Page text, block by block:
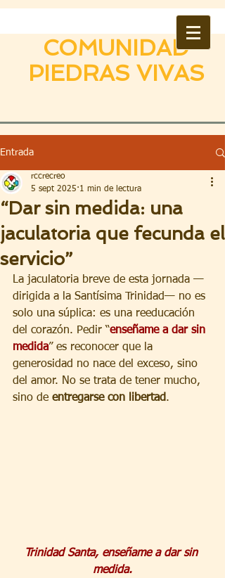
COMUNIDAD
PIEDRAS VIVAS
Entrada
“Dar sin medida: una
jaculatoria que fecunda el
servicio”
rccrecreo
5 sept 2025 1 min de lectura
La jaculatoria breve de esta jornada —
dirigida a la Santísima Trinidad— no es
solo una súplica: es una reeducación
del corazón. Pedir “enseñame a dar sin
medida” es reconocer que la
generosidad no nace del exceso, sino
del amor. No se trata de tener mucho,
sino de entregarse con libertad.
Trinidad Santa, enseñame a dar sin
medida.